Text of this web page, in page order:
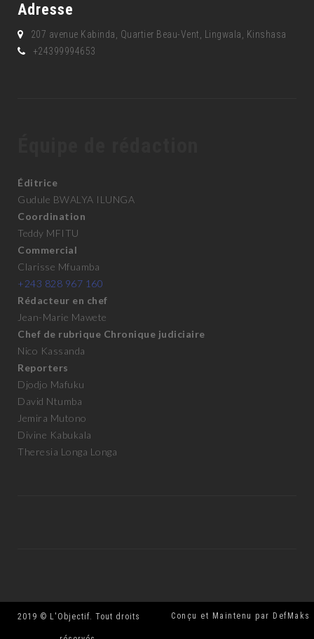
Adresse
207 avenue Kabinda, Quartier Beau-Vent, Lingwala, Kinshasa
+24399994653
Éditrice
Gudule BWALYA ILUNGA
Coordination
Teddy MFITU
Commercial
Clarisse Mfuamba
+243 828 967 160
Rédacteur en chef
Jean-Marie Mawete
Chef de rubrique Chronique judiciaire
Nico Kassanda
Reporters
Djodjo Mafuku
David Ntumba
Jemira Mutono
Divine Kabukala
Theresia Longa Longa
2019 © L'Objectif. Tout droits Conçu et Maintenu par DefMaks